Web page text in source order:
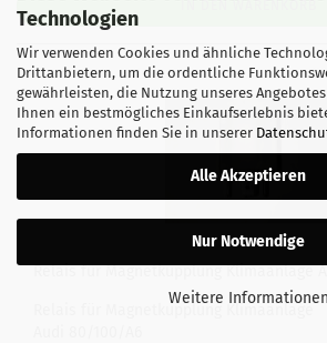
Technologien
Wir verwenden Cookies und ähnliche
Drittanbietern, um die ordentliche
gewährleisten, die Nutzung unseres
Ihnen ein bestmögliches Einkaufserlebnis
Informationen finden Sie in unserer
Alle Akzeptieren
Nur Notwendige
Weitere Informationen
Relais für Magnetkupplung Klimaanlage